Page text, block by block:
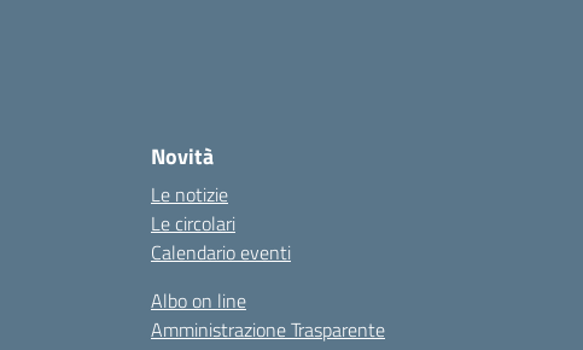
Novità
Le notizie
Le circolari
Calendario eventi
Albo on line
Amministrazione Trasparente